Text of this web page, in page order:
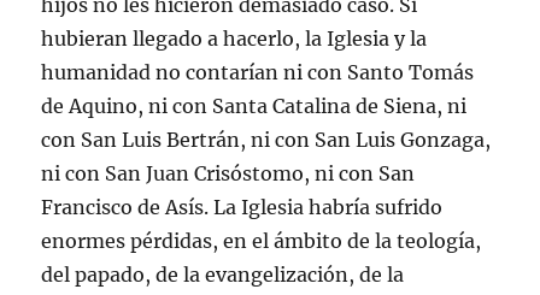
hijos no les hicieron demasiado caso. Si
hubieran llegado a hacerlo, la Iglesia y la
humanidad no contarían ni con Santo Tomás
de Aquino, ni con Santa Catalina de Siena, ni
con San Luis Bertrán, ni con San Luis Gonzaga,
ni con San Juan Crisóstomo, ni con San
Francisco de Asís. La Iglesia habría sufrido
enormes pérdidas, en el ámbito de la teología,
del papado, de la evangelización, de la